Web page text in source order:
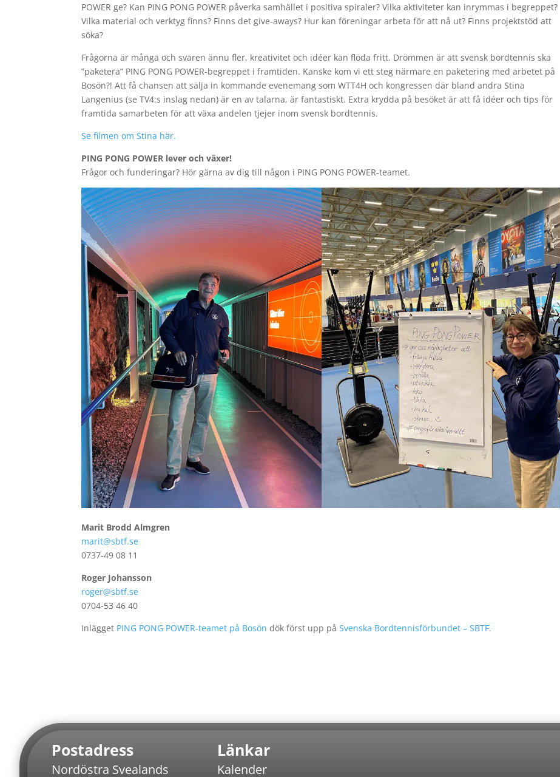
POWER ge? Kan PING PONG POWER påverka samhället i positiva spiraler? Vilka aktiviteter kan inrymmas i begreppet?
Vilka material och verktyg finns? Finns det give-aways? Hur kan föreningar arbeta för att nå ut? Finns projektstöd att
söka?
Frågorna är många och svaren ännu fler, kreativitet och idéer kan flöda fritt. Drömmen är att svensk bordtennis ska
”paketera” PING PONG POWER-begreppet i framtiden. Kanske kom vi ett steg närmare en paketering med arbetet på
Bosön?! Att få chansen att sälja in kommande evenemang som WTT4H och kongressen där bland andra Stina
Langenius (se TV4:s inslag nedan) är en av talarna, är fantastiskt. Extra krydda på besöket är att få idéer och tips för
framtida samarbeten för att växa andelen tjejer inom svensk bordtennis.
Se filmen om Stina här.
PING PONG POWER lever och växer!
Frågor och funderingar? Hör gärna av dig till någon i PING PONG POWER-teamet.
Marit Brodd Almgren
marit@sbtf.se
0737-49 08 11
Roger Johansson
roger@sbtf.se
0704-53 46 40
Inlägget PING PONG POWER-teamet på Bosön dök först upp påSvenska Bordtennisförbundet – SBTF.
Postadress
Nordöstra Svealands
Länkar
Kalender